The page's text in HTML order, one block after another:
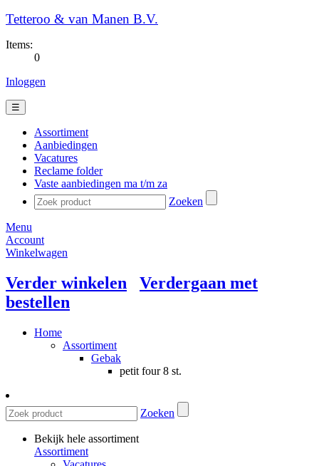
Tetteroo & van Manen B.V.
Items:
0
Inloggen
☰
Assortiment
Aanbiedingen
Vacatures
Reclame folder
Vaste aanbiedingen ma t/m za
Zoeken
Menu
Account
Winkelwagen
Verder winkelen
Verdergaan met
bestellen
Home
Assortiment
Gebak
petit four 8 st.
Zoeken
Bekijk hele assortiment
Assortiment